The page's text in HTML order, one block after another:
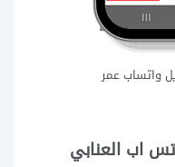
واتساب عمر
اب العنابي